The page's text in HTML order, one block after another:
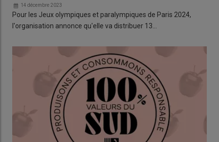
14 décembre 2023
Pour les Jeux olympiques et paralympiques de Paris 2024,
l'organisation annonce qu'elle va distribuer 13…